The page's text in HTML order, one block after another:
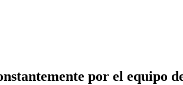
por el equipo